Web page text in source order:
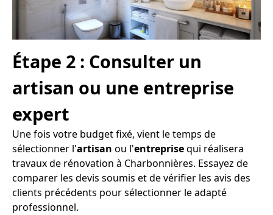
Étape 2 : Consulter un
artisan ou une entreprise
expert
Une fois votre budget fixé, vient le temps de
sélectionner l'artisan ou l'entreprisequi réalisera
travaux de rénovation à Charbonnières. Essayez de
comparer les devis soumis et de vérifier les avis des
clients précédents pour sélectionner le adapté
professionnel.